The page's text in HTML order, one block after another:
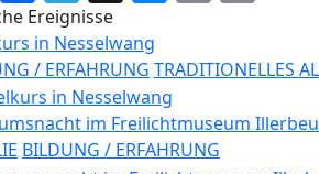
Ereignisse
in Nesselwang
/ ERFAHRUNG TRADITIONELLES
im Freilichtmuseum
BILDUNG / ERFAHRUNG